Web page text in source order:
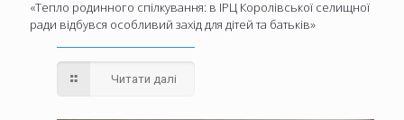
«Тепло родинного спілкування: в ІРЦ Королівської селищної
ради відбувся особливий захід для дітей та батьків»
Читати далі